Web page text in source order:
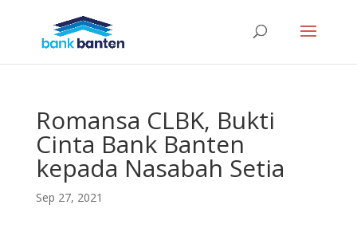
Romansa CLBK, Bukti
Cinta Bank Banten
kepada Nasabah Setia
Sep 27, 2021